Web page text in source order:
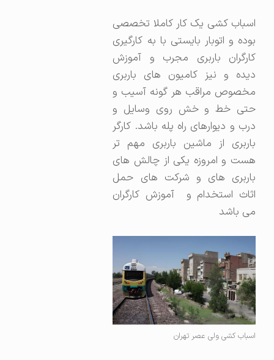
اسباب کشی یک کار کاملا تخصصی
بوده و اتوبار بایستی با به کارگیری
کارگران باربری مجرب و آموزش
دیده و نیز کامیون های باربری
مخصوص مراقب هر گونه آسیب و
حتی خط و خش روی وسایل و
درب و دیوارهای راه پله باشد. کارگر
باربری از ماشین باربری مهم تر
هست و امروزه یکی از چالش های
باربری های و شرکت های حمل
اثاث استخدام و آموزش کارگران
می باشد
اسباب کشی ولی عصر تهران